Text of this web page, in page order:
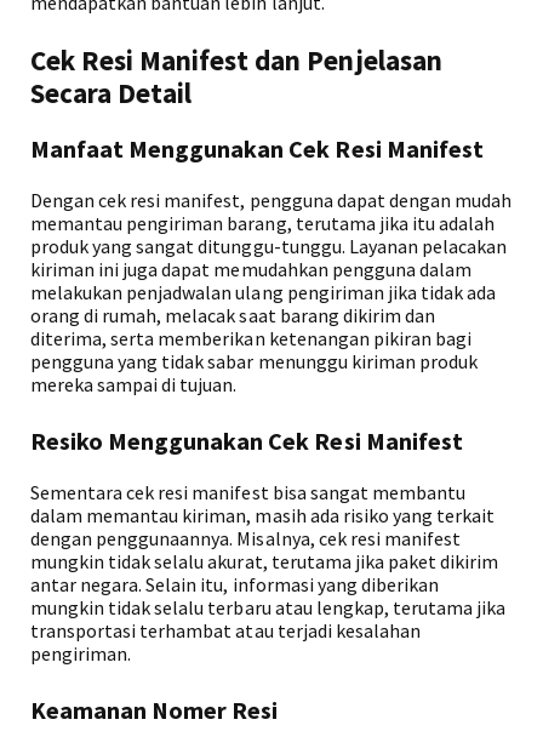
Cek Resi Manifest dan Penjelasan
Secara Detail
Manfaat Menggunakan Cek Resi Manifest
Dengan cek resi manifest, pengguna dapat dengan mudah
memantau pengiriman barang, terutama jika itu adalah
produk yang sangat ditunggu-tunggu. Layanan pelacakan
kiriman ini juga dapat memudahkan pengguna dalam
melakukan penjadwalan ulang pengiriman jika tidak ada
orang di rumah, melacak saat barang dikirim dan
diterima, serta memberikan ketenangan pikiran bagi
pengguna yang tidak sabar menunggu kiriman produk
mereka sampai di tujuan.
Resiko Menggunakan Cek Resi Manifest
Sementara cek resi manifest bisa sangat membantu
dalam memantau kiriman, masih ada risiko yang terkait
dengan penggunaannya. Misalnya, cek resi manifest
mungkin tidak selalu akurat, terutama jika paket dikirim
antar negara. Selain itu, informasi yang diberikan
mungkin tidak selalu terbaru atau lengkap, terutama jika
transportasi terhambat atau terjadi kesalahan
pengiriman.
Keamanan Nomer Resi